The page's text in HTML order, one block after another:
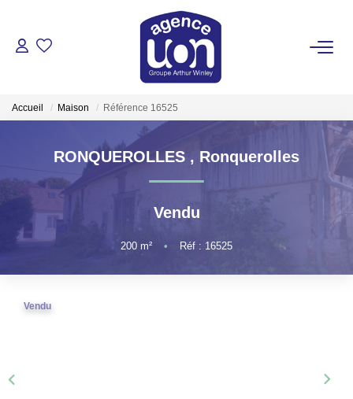
ACHETER
LOUER
ESTIMER
Accueil Maison Référence 16525
RONQUEROLLES , Ronquerolles
Vendu
200 m² • Réf : 16525
Vendu